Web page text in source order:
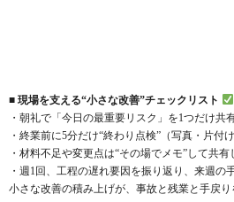
■ 現場を支える“小さな改善”チェックリスト
・朝礼で「今日の最重要リスク」を1つだけ共
・終業前に5分だけ“終わり点検”（写真・片付
・材料不足や変更点は“その場でメモ”して共
・週1回、工程の遅れ要因を振り返り、来週の
小さな改善の積み上げが、事故と残業と手戻り